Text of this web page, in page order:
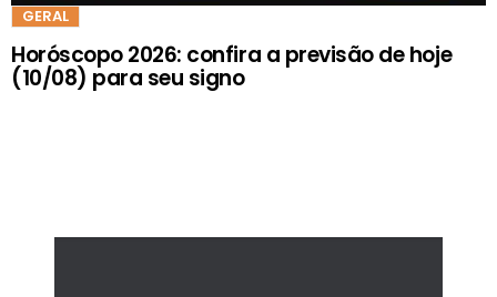
GERAL
Horóscopo 2026: confira a previsão de hoje
(10/08) para seu signo